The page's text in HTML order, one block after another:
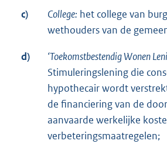
c) College: het college van
wethouders van de
d) ‘Toekomstbestendig Wonen
Stimuleringslening die
hypothecair wordt
de financiering van de
aanvaarde werkelijke
verbeteringsmaatregelen;